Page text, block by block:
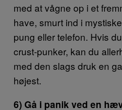
med at vågne op i et
have, smurt ind i
pung eller telefon. Hvis
crust-punker, kan du
med den slags druk en
højest.
6) Gå i panik ved en